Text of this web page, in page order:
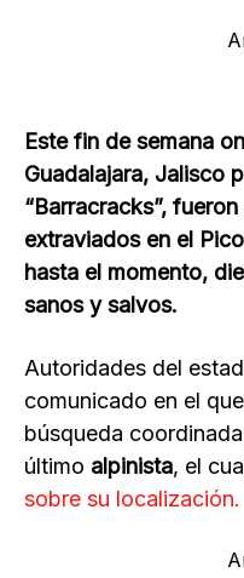
Este fin de semana
Guadalajara, Jalisco
“Barracracks”,
extraviados en el
hasta el momento,
sanos y salvos.
Autoridades del
comunicado en el
búsqueda
último alpinista, el
sobre su localización.